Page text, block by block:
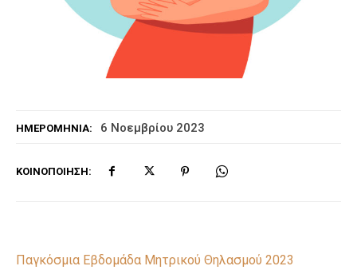
ΗΜΕΡΟΜΗΝΊΑ: 6 Νοεμβρίου 2023
ΚΟΙΝΟΠΟΊΗΣΗ:
Παγκόσμια Εβδομάδα Μητρικού Θηλασμού 2023